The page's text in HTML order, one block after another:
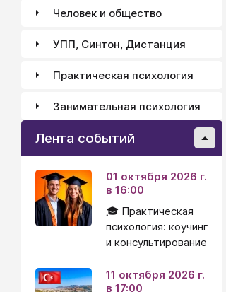
Человек и общество
УПП, Синтон, Дистанция
Практическая психология
Занимательная психология
Лента событий
01 октября 2026 г.
в 16:00
🎓 Практическая
психология: коучинг
и консультирование
11 октября 2026 г.
в 17:00